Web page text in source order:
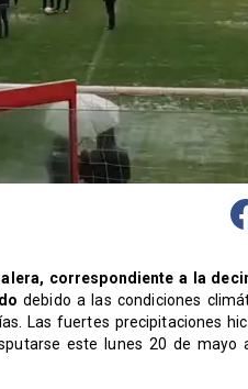
correspondiente a la
debido a las condiciones
Las fuertes precipitaciones
este lunes 20 de mayo